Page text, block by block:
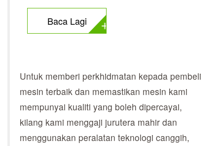
Baca Lagi
Untuk memberi perkhidmatan kepada pembeli
mesin terbaik dan memastikan mesin kami
mempunyai kualiti yang boleh dipercayai,
kilang kami menggaji jurutera mahir dan
menggunakan peralatan teknologi canggih,